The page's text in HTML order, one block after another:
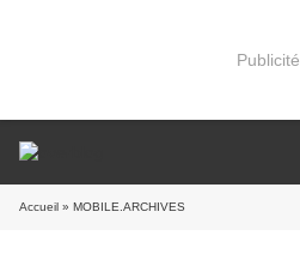
Publicité
Accueil » MOBILE.ARCHIVES